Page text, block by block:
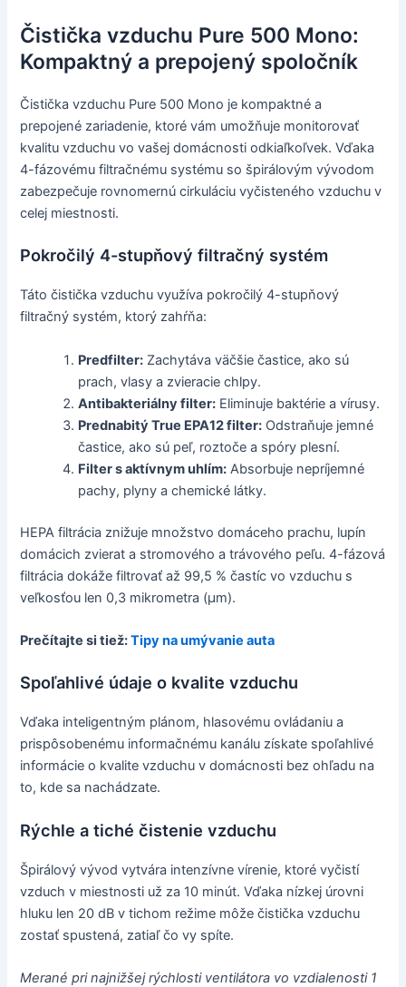
Čistička vzduchu Pure 500 Mono:
Kompaktný a prepojený spoločník
Čistička vzduchu Pure 500 Mono je kompaktné a
prepojené zariadenie, ktoré vám umožňuje monitorovať
kvalitu vzduchu vo vašej domácnosti odkiaľkoľvek. Vďaka
4-fázovému filtračnému systému so špirálovým vývodom
zabezpečuje rovnomernú cirkuláciu vyčisteného vzduchu v
celej miestnosti.
Pokročilý 4-stupňový filtračný systém
Táto čistička vzduchu využíva pokročilý 4-stupňový
filtračný systém, ktorý zahŕňa:
Predfilter: Zachytáva väčšie častice, ako sú
prach, vlasy a zvieracie chlpy.
Antibakteriálny filter: Eliminuje baktérie a vírusy.
Prednabitý True EPA12 filter: Odstraňuje jemné
častice, ako sú peľ, roztoče a spóry plesní.
Filter s aktívnym uhlím: Absorbuje nepríjemné
pachy, plyny a chemické látky.
HEPA filtrácia znižuje množstvo domáceho prachu, lupín
domácich zvierat a stromového a trávového peľu. 4-fázová
filtrácia dokáže filtrovať až 99,5 % častíc vo vzduchu s
veľkosťou len 0,3 mikrometra (μm).
Prečítajte si tiež:Tipy na umývanie auta
Spoľahlivé údaje o kvalite vzduchu
Vďaka inteligentným plánom, hlasovému ovládaniu a
prispôsobenému informačnému kanálu získate spoľahlivé
informácie o kvalite vzduchu v domácnosti bez ohľadu na
to, kde sa nachádzate.
Rýchle a tiché čistenie vzduchu
Špirálový vývod vytvára intenzívne vírenie, ktoré vyčistí
vzduch v miestnosti už za 10 minút. Vďaka nízkej úrovni
hluku len 20 dB v tichom režime môže čistička vzduchu
zostať spustená, zatiaľ čo vy spíte.
Merané pri najnižšej rýchlosti ventilátora vo vzdialenosti 1